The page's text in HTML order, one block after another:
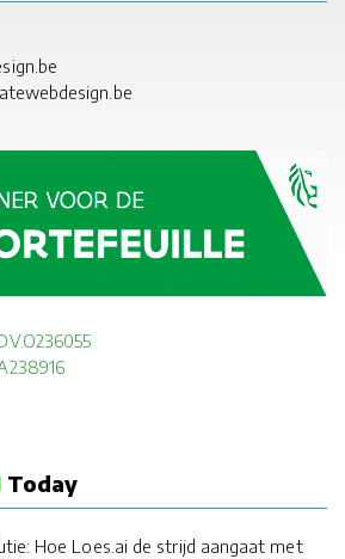
Today
Hoe Loes.ai de strijd aangaat met